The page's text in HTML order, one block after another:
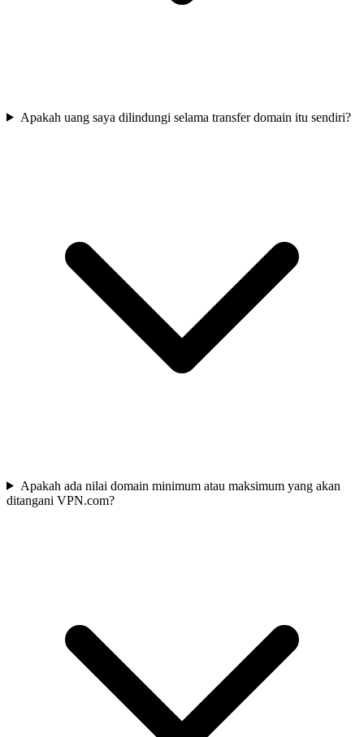
Apakah uang saya dilindungi selama transfer domain itu sendiri?
Apakah ada nilai domain minimum atau maksimum yang akan
ditangani VPN.com?